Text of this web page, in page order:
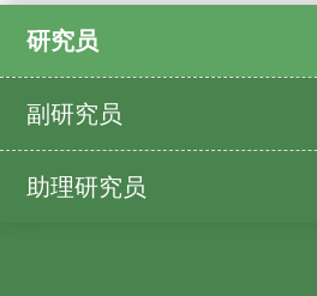
研究员
副研究员
助理研究员